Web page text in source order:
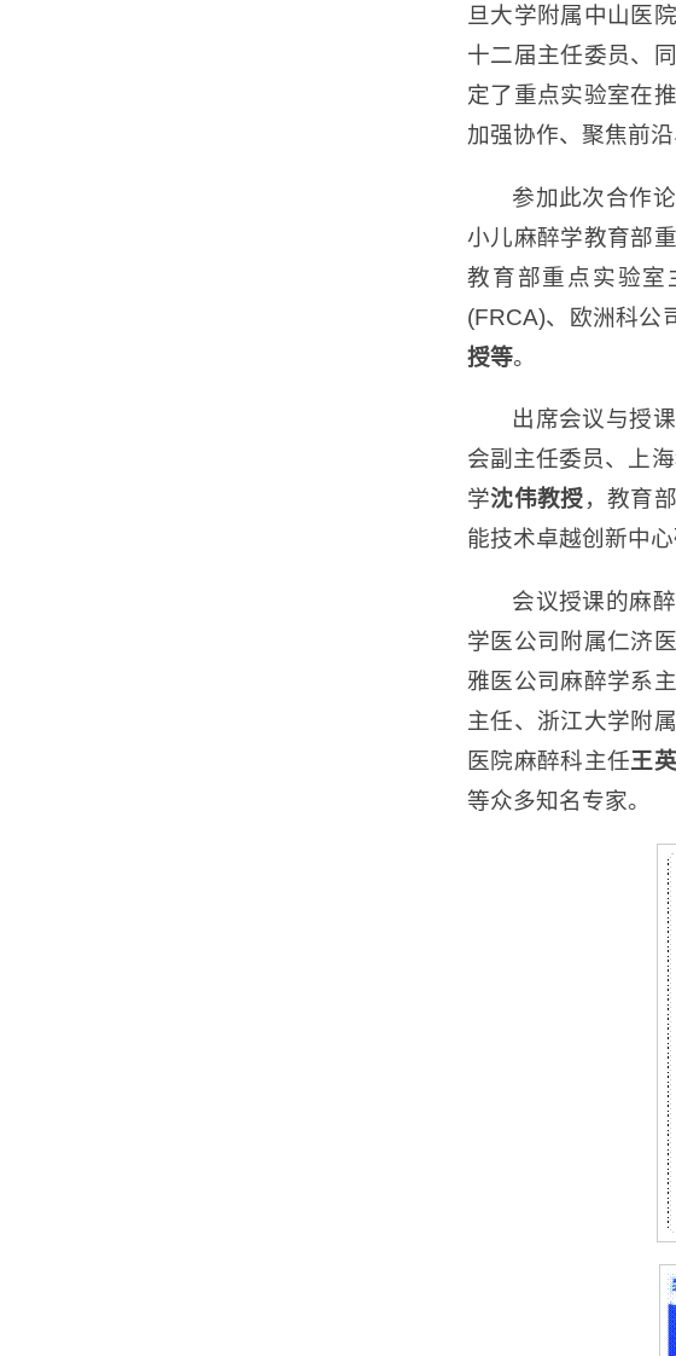
旦大学附属中山医
十二届主任委员、
定了重点实验室在
加强协作、聚焦前
参加此次合作
小儿麻醉学教育部
教育部重点实验室
(FRCA)、欧洲科公
授等。
出席会议与授
会副主任委员、上
学沈伟教授，教育
能技术卓越创新中
会议授课的麻
学医公司附属仁济
雅医公司麻醉学系
主任、浙江大学附
医院麻醉科主任王
等众多知名专家。